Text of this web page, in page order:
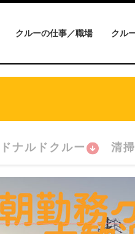
クルーの仕事／職場 クル
ナルドクルー 清